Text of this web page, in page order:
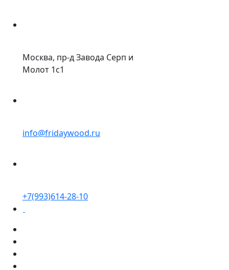
Москва, пр-д Завода Серп и
Молот 1с1
info@fridaywood.ru
+7(993)614-28-10